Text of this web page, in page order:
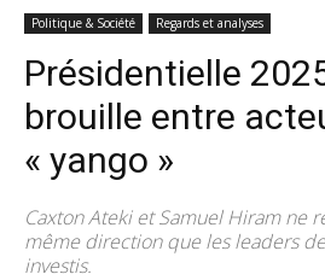
Politique & Société Regards et analyses
Présidentielle
brouille entre
« yango »
Caxton Ateki et Samuel Hiram ne
même direction que les leaders
investis.